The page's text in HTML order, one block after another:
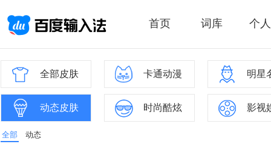
首页 词库 个
全部皮肤 卡通动漫 明星
动态皮肤 时尚酷炫 影视
全部 动态